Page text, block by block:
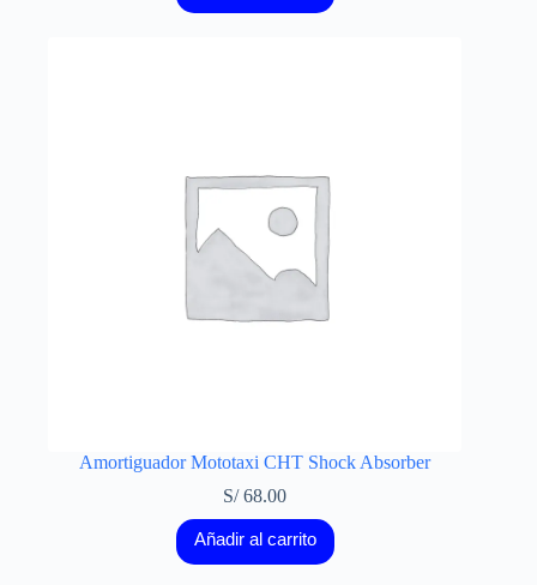
Amortiguador Mototaxi CHT Shock Absorber
S/68.00
Añadir al carrito